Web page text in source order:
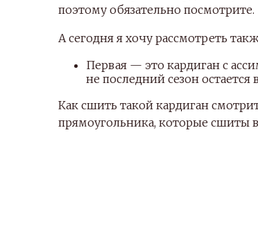
поэтому обязательно посмотрите.
А сегодня я хочу рассмотреть
Первая — это кардиган с
не последний сезон
Как сшить такой кардиган
прямоугольника, которые сшиты